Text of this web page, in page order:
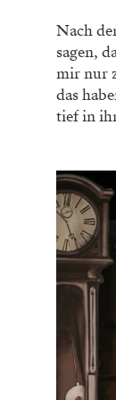
Nach
sagen,
mir nur
das
tief in